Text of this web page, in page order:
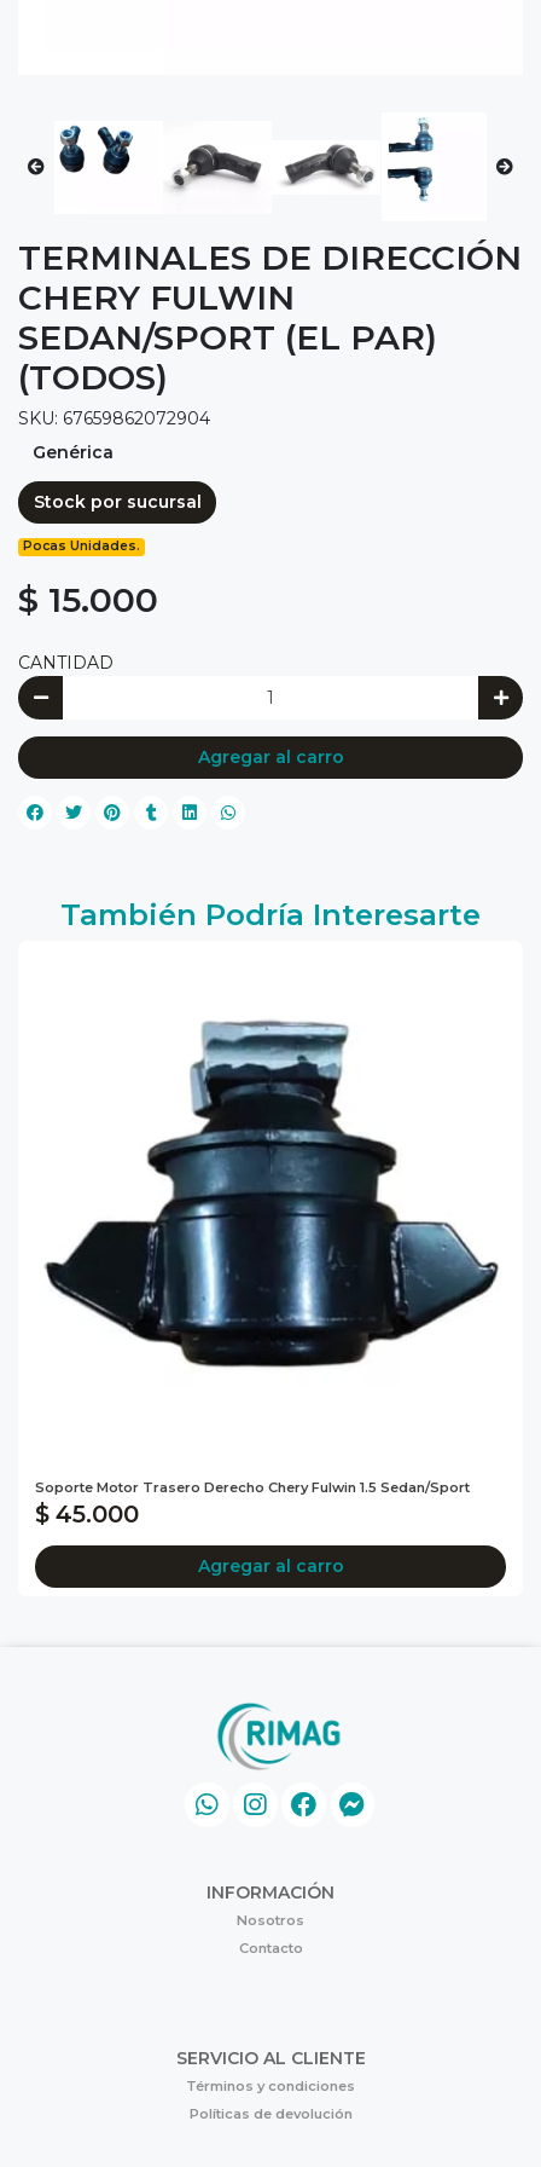
TERMINALES DE DIRECCIÓN
CHERY FULWIN
SEDAN/SPORT (EL PAR)
(TODOS)
SKU: 67659862072904
Genérica
Stock por sucursal
Pocas Unidades.
$ 15.000
CANTIDAD
Agregar al carro
También Podría Interesarte
Soporte Motor Trasero Derecho Chery Fulwin 1.5 Sedan/sport
$ 45.000
Agregar al carro
INFORMACIÓN
Nosotros
Contacto
SERVICIO AL CLIENTE
Términos y condiciones
Políticas de devolución